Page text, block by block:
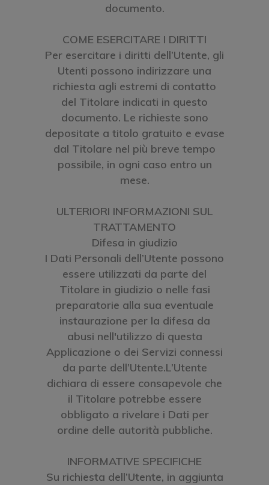
documento.
COME ESERCITARE I DIRITTI
Per esercitare i diritti dell’Utente, gli
Utenti possono indirizzare una
richiesta agli estremi di contatto
del Titolare indicati in questo
documento. Le richieste sono
depositate a titolo gratuito e evase
dal Titolare nel più breve tempo
possibile, in ogni caso entro un
mese.
ULTERIORI INFORMAZIONI SUL
TRATTAMENTO
Difesa in giudizio
I Dati Personali dell’Utente possono
essere utilizzati da parte del
Titolare in giudizio o nelle fasi
preparatorie alla sua eventuale
instaurazione per la difesa da
abusi nell'utilizzo di questa
Applicazione o dei Servizi connessi
da parte dell’Utente.L’Utente
dichiara di essere consapevole che
il Titolare potrebbe essere
obbligato a rivelare i Dati per
ordine delle autorità pubbliche.
INFORMATIVE SPECIFICHE
Su richiesta dell’Utente, in aggiunta